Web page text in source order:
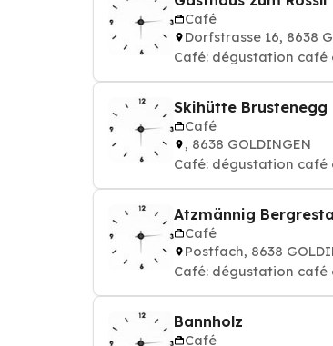
Café
Dorfstrasse 16, 8638
Café: dégustation café
Skihütte Brustenegg
Café
, 8638 GOLDINGEN
Café: dégustation café
Atzmännig
Café
Postfach, 8638
Café: dégustation café
Bannholz
Café